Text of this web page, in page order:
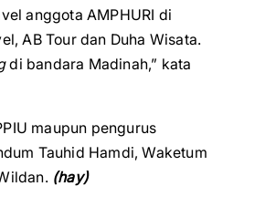
anggota AMPHURI di
AB Tour dan Duha Wisata.
di bandara Madinah,” kata
maupun pengurus
Tauhid Hamdi, Waketum
(hay)